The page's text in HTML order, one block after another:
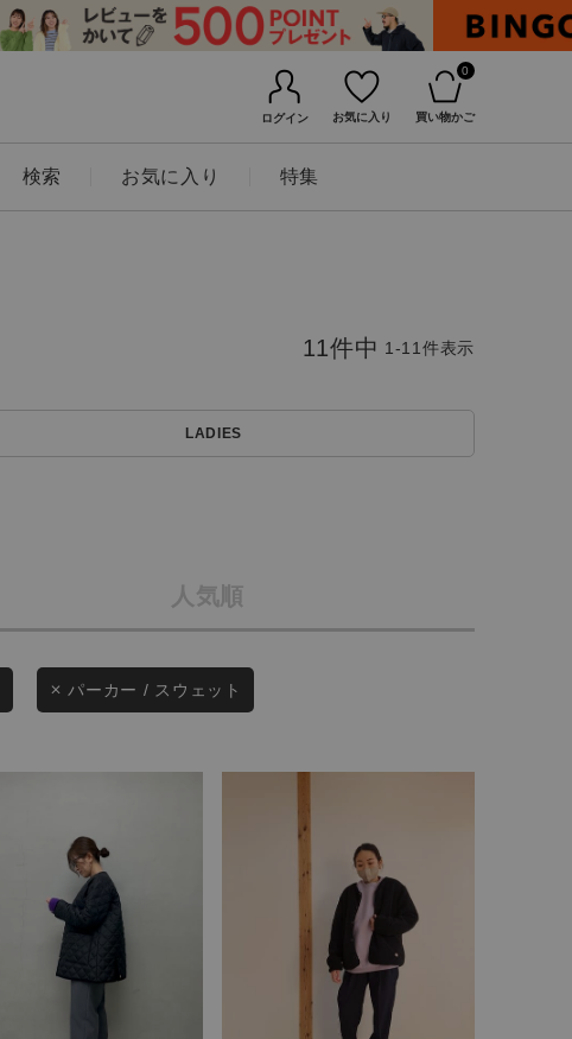
ログイン お気に入り
0
買い物かご
検索 お気に入り 特集
BINGOYAについて
採用情報
無料公式アプリダウンロード
WEB限定
在庫なし含む
LADIES
人気順
11件中 1-11件表示
パーカー / スウェット